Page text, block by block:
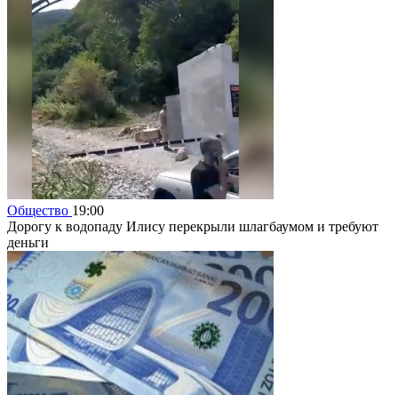
Общество 19:00
Дорогу к водопаду Илису перекрыли шлагбаумом и требуют
деньги